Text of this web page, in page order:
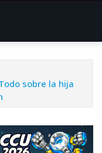
sobre la hija